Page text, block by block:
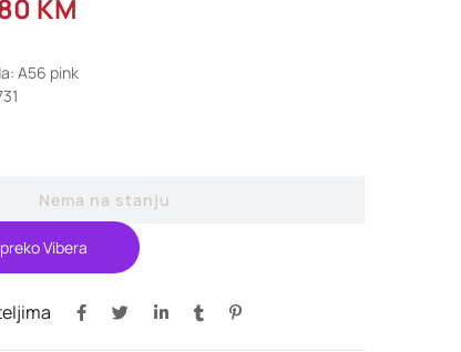
KM
A56 pink
Nema na stanju
Vibera